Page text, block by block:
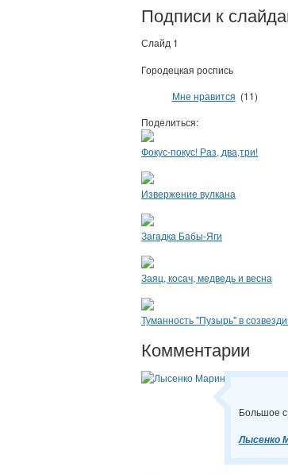
Подписи к
Слайд 1
Городецкая роспись
Мне нравится (11)
Поделиться:
Фокус-покус! Раз, два,три!
Извержение вулкана
Загадка Бабы-Яги
Заяц, косач, медведь и весна
Туманность "Пузырь" в
Комментарии
Большое
Лысенко